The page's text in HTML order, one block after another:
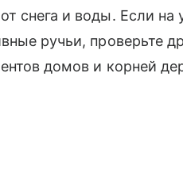
снега и воды. Если на
ручьи, проверьте
домов и корней